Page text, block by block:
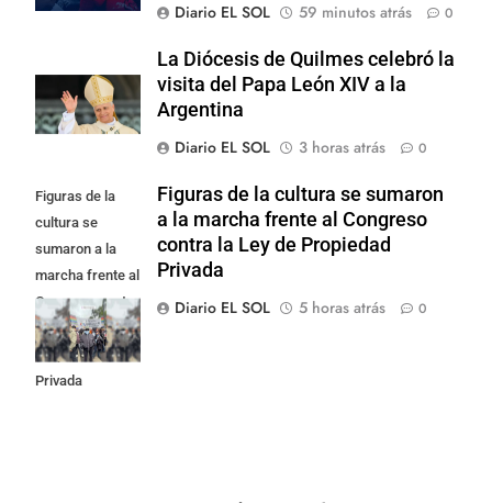
Diario EL SOL
59 minutos atrás 0
La Diócesis de Quilmes celebró la
visita del Papa León XIV a la
Argentina
Diario EL SOL
3 horas atrás 0
Figuras de la
cultura se
sumaron a la
marcha frente al
Congreso contra
la Ley de
Propiedad
Privada
Figuras de la cultura se sumaron
a la marcha frente al Congreso
contra la Ley de Propiedad
Privada
Diario EL SOL
5 horas atrás 0